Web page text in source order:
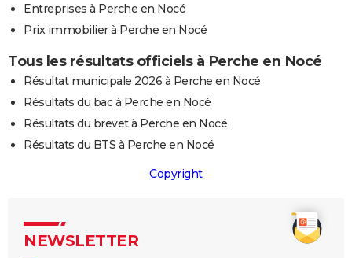
Entreprises à Perche en Nocé
Prix immobilier à Perche en Nocé
Tous les résultats officiels à Perche en Nocé
Résultat municipale 2026 à Perche en Nocé
Résultats du bac à Perche en Nocé
Résultats du brevet à Perche en Nocé
Résultats du BTS à Perche en Nocé
Copyright
NEWSLETTER